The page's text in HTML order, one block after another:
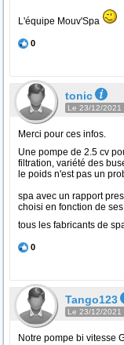
L'équipe Mouv'Spa
0
tonic
Le 23/12/2021
Merci pour ces infos.
Une pompe de 2.5 cv
filtration, variété des
le poids n'est pas un
spa avec un rapport
choisi en fonction de
tous les fabricants de
0
Tango123
Le 23/12/2021
Notre pompe bi vitesse